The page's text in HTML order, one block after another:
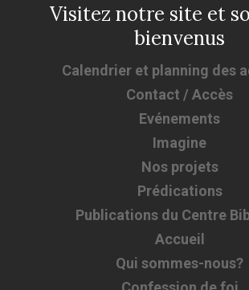
Visitez notre site et
bienvenus
Calendrier et planning des
Contact / Accès
Evénements
Imagine
Nos projets
Prédications
Publications du Centre
Accueil
Qui sommes-nous?